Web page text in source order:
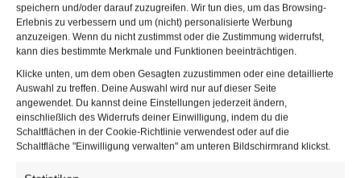
speichern und/oder darauf zuzugreifen. Wir tun dies, um das Browsing-
Erlebnis zu verbessern und um (nicht) personalisierte Werbung
anzuzeigen. Wenn du nicht zustimmst oder die Zustimmung widerrufst,
kann dies bestimmte Merkmale und Funktionen beeinträchtigen.
Klicke unten, um dem oben Gesagten zuzustimmen oder eine detaillierte
Auswahl zu treffen. Deine Auswahl wird nur auf dieser Seite
angewendet. Du kannst deine Einstellungen jederzeit ändern,
einschließlich des Widerrufs deiner Einwilligung, indem du die
Schaltflächen in der Cookie-Richtlinie verwendest oder auf die
Schaltfläche "Einwilligung verwalten" am unteren Bildschirmrand klickst.
Victoria Swarovski und Michael Ostrowski führten durch das Finale.| ©